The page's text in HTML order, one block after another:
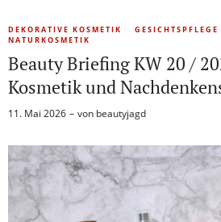
DEKORATIVE KOSMETIK GESICHTSPFLEGE
NATURKOSMETIK
Beauty Briefing KW 20 /
Kosmetik und
11. Mai 2026 von beautyjagd